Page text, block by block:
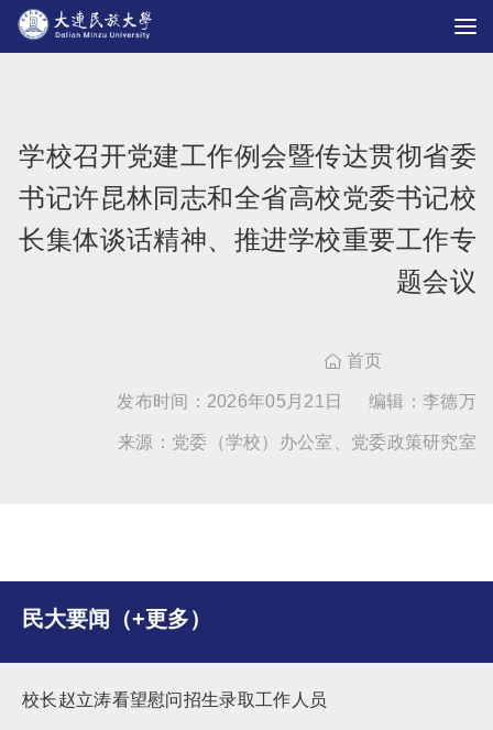
学校召开党建工作例会暨传达贯彻省委
书记许昆林同志和全省高校党委书记校
长集体谈话精神、推进学校重要工作专
题会议
 首页
发布时间：2026年05月21日 编辑：李德万
来源：党委（学校）办公室、党委政策研究室
民大要闻（+更多）
校长赵立涛看望慰问招生录取工作人员